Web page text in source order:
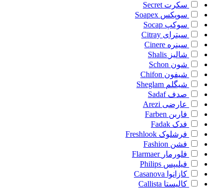
سکرت Secret
سوپکس Soapex
سوکپ Socap
سیترای Citray
سینره Cinere
شالیز Shalis
شون Schon
شیفون Chifon
شیگلم Sheglam
صدف Sadaf
عارضی Arezi
فاربن Farben
فدک Fadak
فرشلوک Freshlook
فشن Fashion
فلورمار Flarmaer
فیلیپس Philips
کازانوا Casanova
کالیستا Callista